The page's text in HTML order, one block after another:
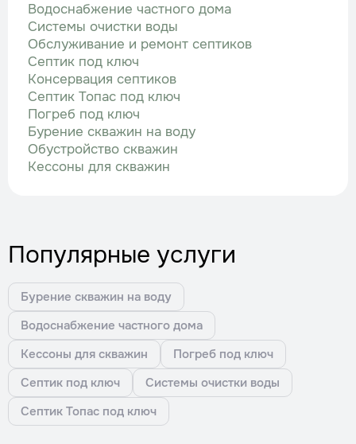
Водоснабжение частного дома
Системы очистки воды
Обслуживание и ремонт септиков
Септик под ключ
Консервация септиков
Септик Топас под ключ
Погреб под ключ
Бурение скважин на воду
Обустройство скважин
Кессоны для скважин
Популярные услуги
Бурение скважин на воду
Водоснабжение частного дома
Кессоны для скважин
Погреб под ключ
Септик под ключ
Системы очистки воды
Септик Топас под ключ